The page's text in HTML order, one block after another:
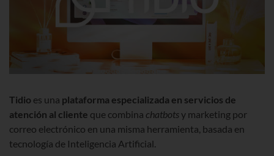
Tidio es una plataforma especializada en servicios de
atención al cliente que combina chatbots y marketing por
correo electrónico en una misma herramienta, basada en
tecnología de Inteligencia Artificial.